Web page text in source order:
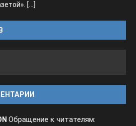
[...]
Обращение к читателям: